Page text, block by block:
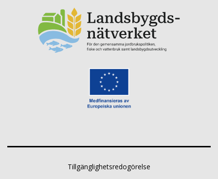
Tillgänglighetsredogörelse